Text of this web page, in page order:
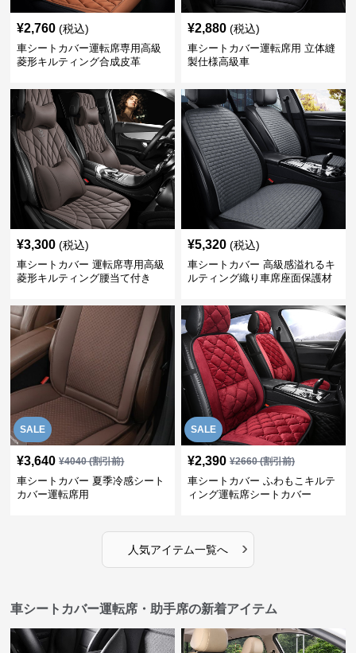
¥2,760 (税込)
車シートカバー運転席専用高級
菱形キルティング合成皮革
¥2,880 (税込)
車シートカバー運転席用 立体縫
製仕様高級車
¥3,300 (税込)
車シートカバー 運転席専用高級
菱形キルティング腰当て付き
¥5,320 (税込)
車シートカバー 高級感溢れるキ
ルティング織り車席座面保護材
SALE
¥3,640 ¥4040(割引前)
車シートカバー 夏季冷感シート
カバー運転席用
SALE
¥2,390 ¥2660(割引前)
車シートカバー ふわもこキルテ
ィング運転席シートカバー
人気アイテム一覧へ ›
車シートカバー運転席・助手席の新着アイテム